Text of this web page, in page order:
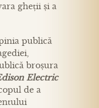
gheții și a
publică
broșura
Electric
de a